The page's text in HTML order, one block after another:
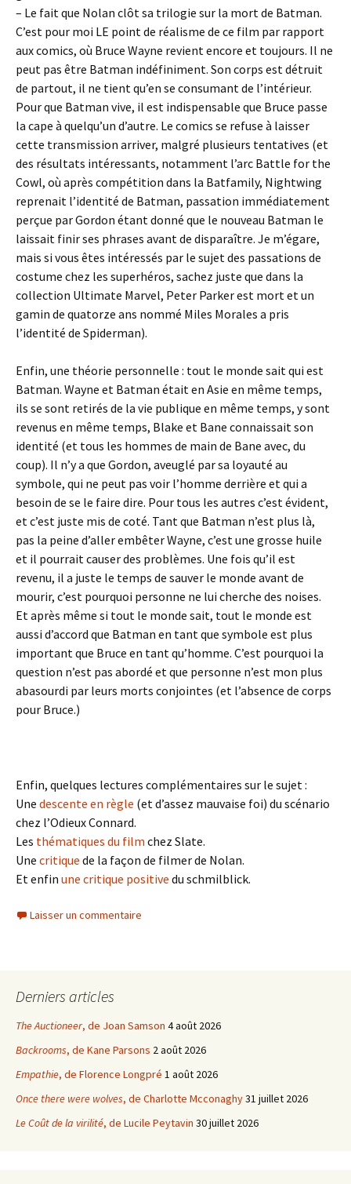
– Le fait que Nolan clôt sa trilogie sur la mort de Batman.
C’est pour moi LE point de réalisme de ce film par rapport
aux comics, où Bruce Wayne revient encore et toujours. Il ne
peut pas être Batman indéfiniment. Son corps est détruit
de partout, il ne tient qu’en se consumant de l’intérieur.
Pour que Batman vive, il est indispensable que Bruce passe
la cape à quelqu’un d’autre. Le comics se refuse à laisser
cette transmission arriver, malgré plusieurs tentatives (et
des résultats intéressants, notamment l’arc Battle for the
Cowl, où après compétition dans la Batfamily, Nightwing
reprenait l’identité de Batman, passation immédiatement
perçue par Gordon étant donné que le nouveau Batman le
laissait finir ses phrases avant de disparaître. Je m’égare,
mais si vous êtes intéressés par le sujet des passations de
costume chez les superhéros, sachez juste que dans la
collection Ultimate Marvel, Peter Parker est mort et un
gamin de quatorze ans nommé Miles Morales a pris
l’identité de Spiderman).
Enfin, une théorie personnelle : tout le monde sait qui est
Batman. Wayne et Batman était en Asie en même temps,
ils se sont retirés de la vie publique en même temps, y sont
revenus en même temps, Blake et Bane connaissait son
identité (et tous les hommes de main de Bane avec, du
coup). Il n’y a que Gordon, aveuglé par sa loyauté au
symbole, qui ne peut pas voir l’homme derrière et qui a
besoin de se le faire dire. Pour tous les autres c’est évident,
et c’est juste mis de coté. Tant que Batman n’est plus là,
pas la peine d’aller embêter Wayne, c’est une grosse huile
et il pourrait causer des problèmes. Une fois qu’il est
revenu, il a juste le temps de sauver le monde avant de
mourir, c’est pourquoi personne ne lui cherche des noises.
Et après même si tout le monde sait, tout le monde est
aussi d’accord que Batman en tant que symbole est plus
important que Bruce en tant qu’homme. C’est pourquoi la
question n’est pas abordé et que personne n’est mon plus
abasourdi par leurs morts conjointes (et l’absence de corps
pour Bruce.)
Enfin, quelques lectures complémentaires sur le sujet :
Une descente en règle (et d’assez mauvaise foi) du scénario
chez l’Odieux Connard.
Les thématiques du film chez Slate.
Une critique de la façon de filmer de Nolan.
Et enfin une critique positive du schmilblick.
Laisser un commentaire
Derniers articles
The Auctioneer, de Joan Samson 4 août 2026
Backrooms, de Kane Parsons 2 août 2026
Empathie, de Florence Longpré 1 août 2026
Once there were wolves, de Charlotte Mcconaghy31 juillet 2026
Le Coût de la virilité, de Lucile Peytavin 30 juillet 2026